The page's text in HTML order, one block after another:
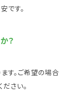
です。
？
す。ご希望の場合
さい。